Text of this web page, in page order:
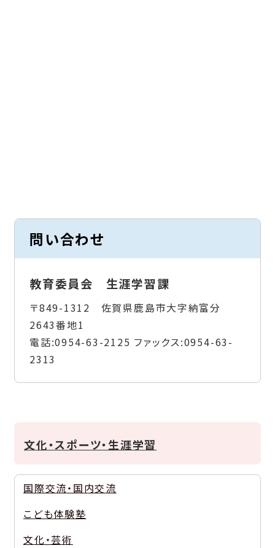
問い合わせ
教育委員会 生涯学習課
〒849-1312 佐賀県鹿島市大字納富分
2643番地1
電話:0954-63-2125 ファックス:0954-63-
2313
文化・スポーツ・生涯学習
国際交流・国内交流
こども体験塾
文化・芸術